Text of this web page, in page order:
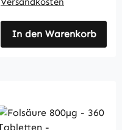
In den Warenkorb